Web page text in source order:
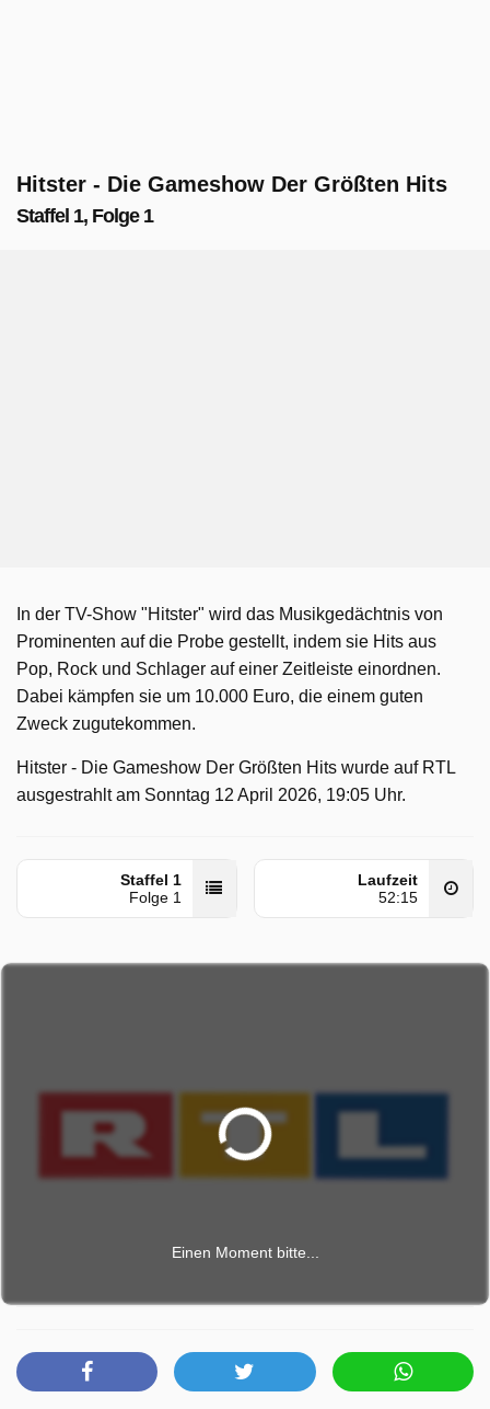
Hitster - Die Gameshow Der Größten Hits
Staffel 1, Folge 1
In der TV-Show "Hitster" wird das Musikgedächtnis von
Prominenten auf die Probe gestellt, indem sie Hits aus
Pop, Rock und Schlager auf einer Zeitleiste einordnen.
Dabei kämpfen sie um 10.000 Euro, die einem guten
Zweck zugutekommen.
Hitster - Die Gameshow Der Größten Hits wurde auf RTL
ausgestrahlt am Sonntag 12 April 2026, 19:05 Uhr.
Staffel 1
Folge 1
Laufzeit
52:15
Einen Moment bitte...